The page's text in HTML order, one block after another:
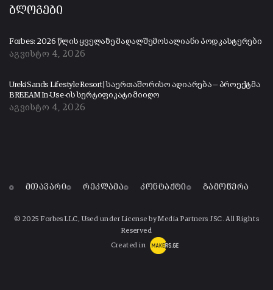
ბლოგები
Forbes: 2026 წლის ყველაზე მაღალშემოსალიანი პოდკასტერები
აგვისტო 4, 2026
Ureki Sands Lifestyle Resort | საერთაშორისო აღიარება — პროექტმა
BREEAM In-Use-ის სერტიფიკატი მიიღო
აგვისტო 4, 2026
მთავარი რეკლამა კონტაქტი გამოწერა
© 2025 Forbes LLC, Used under License by Media Partners JSC. All Rights
Reserved
Created in